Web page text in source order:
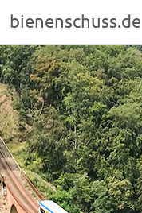
bienenschuss.de